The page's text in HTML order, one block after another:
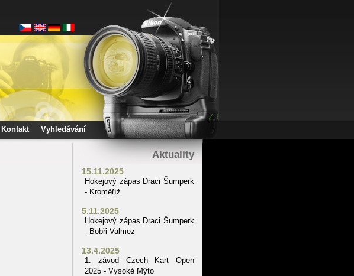
Kontakt Vyhledávání
Aktuality
15.11.2025
Hokejový zápas Draci Šumperk
- Kroměříž
5.11.2025
Hokejový zápas Draci Šumperk
- Bobři Valmez
13.4.2025
1. závod Czech Kart Open
2025 - Vysoké Mýto